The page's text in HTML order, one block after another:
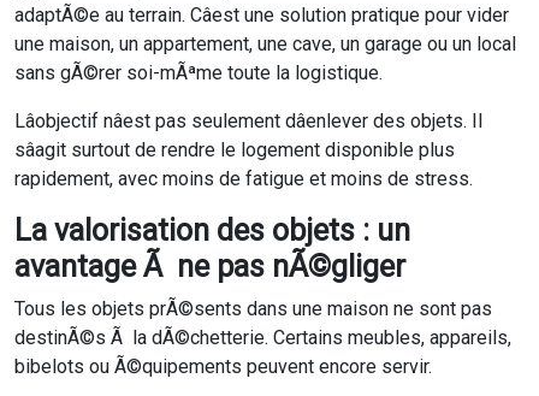
adaptÃ©e au terrain. Câest une solution pratique pour vider
une maison, un appartement, une cave, un garage ou un local
sans gÃ©rer soi-mÃªme toute la logistique.
Lâobjectif nâest pas seulement dâenlever des objets. Il
sâagit surtout de rendre le logement disponible plus
rapidement, avec moins de fatigue et moins de stress.
La valorisation des objets : un
avantage Ã ne pas nÃ©gliger
Tous les objets prÃ©sents dans une maison ne sont pas
destinÃ©s Ã la dÃ©chetterie. Certains meubles, appareils,
bibelots ou Ã©quipements peuvent encore servir.